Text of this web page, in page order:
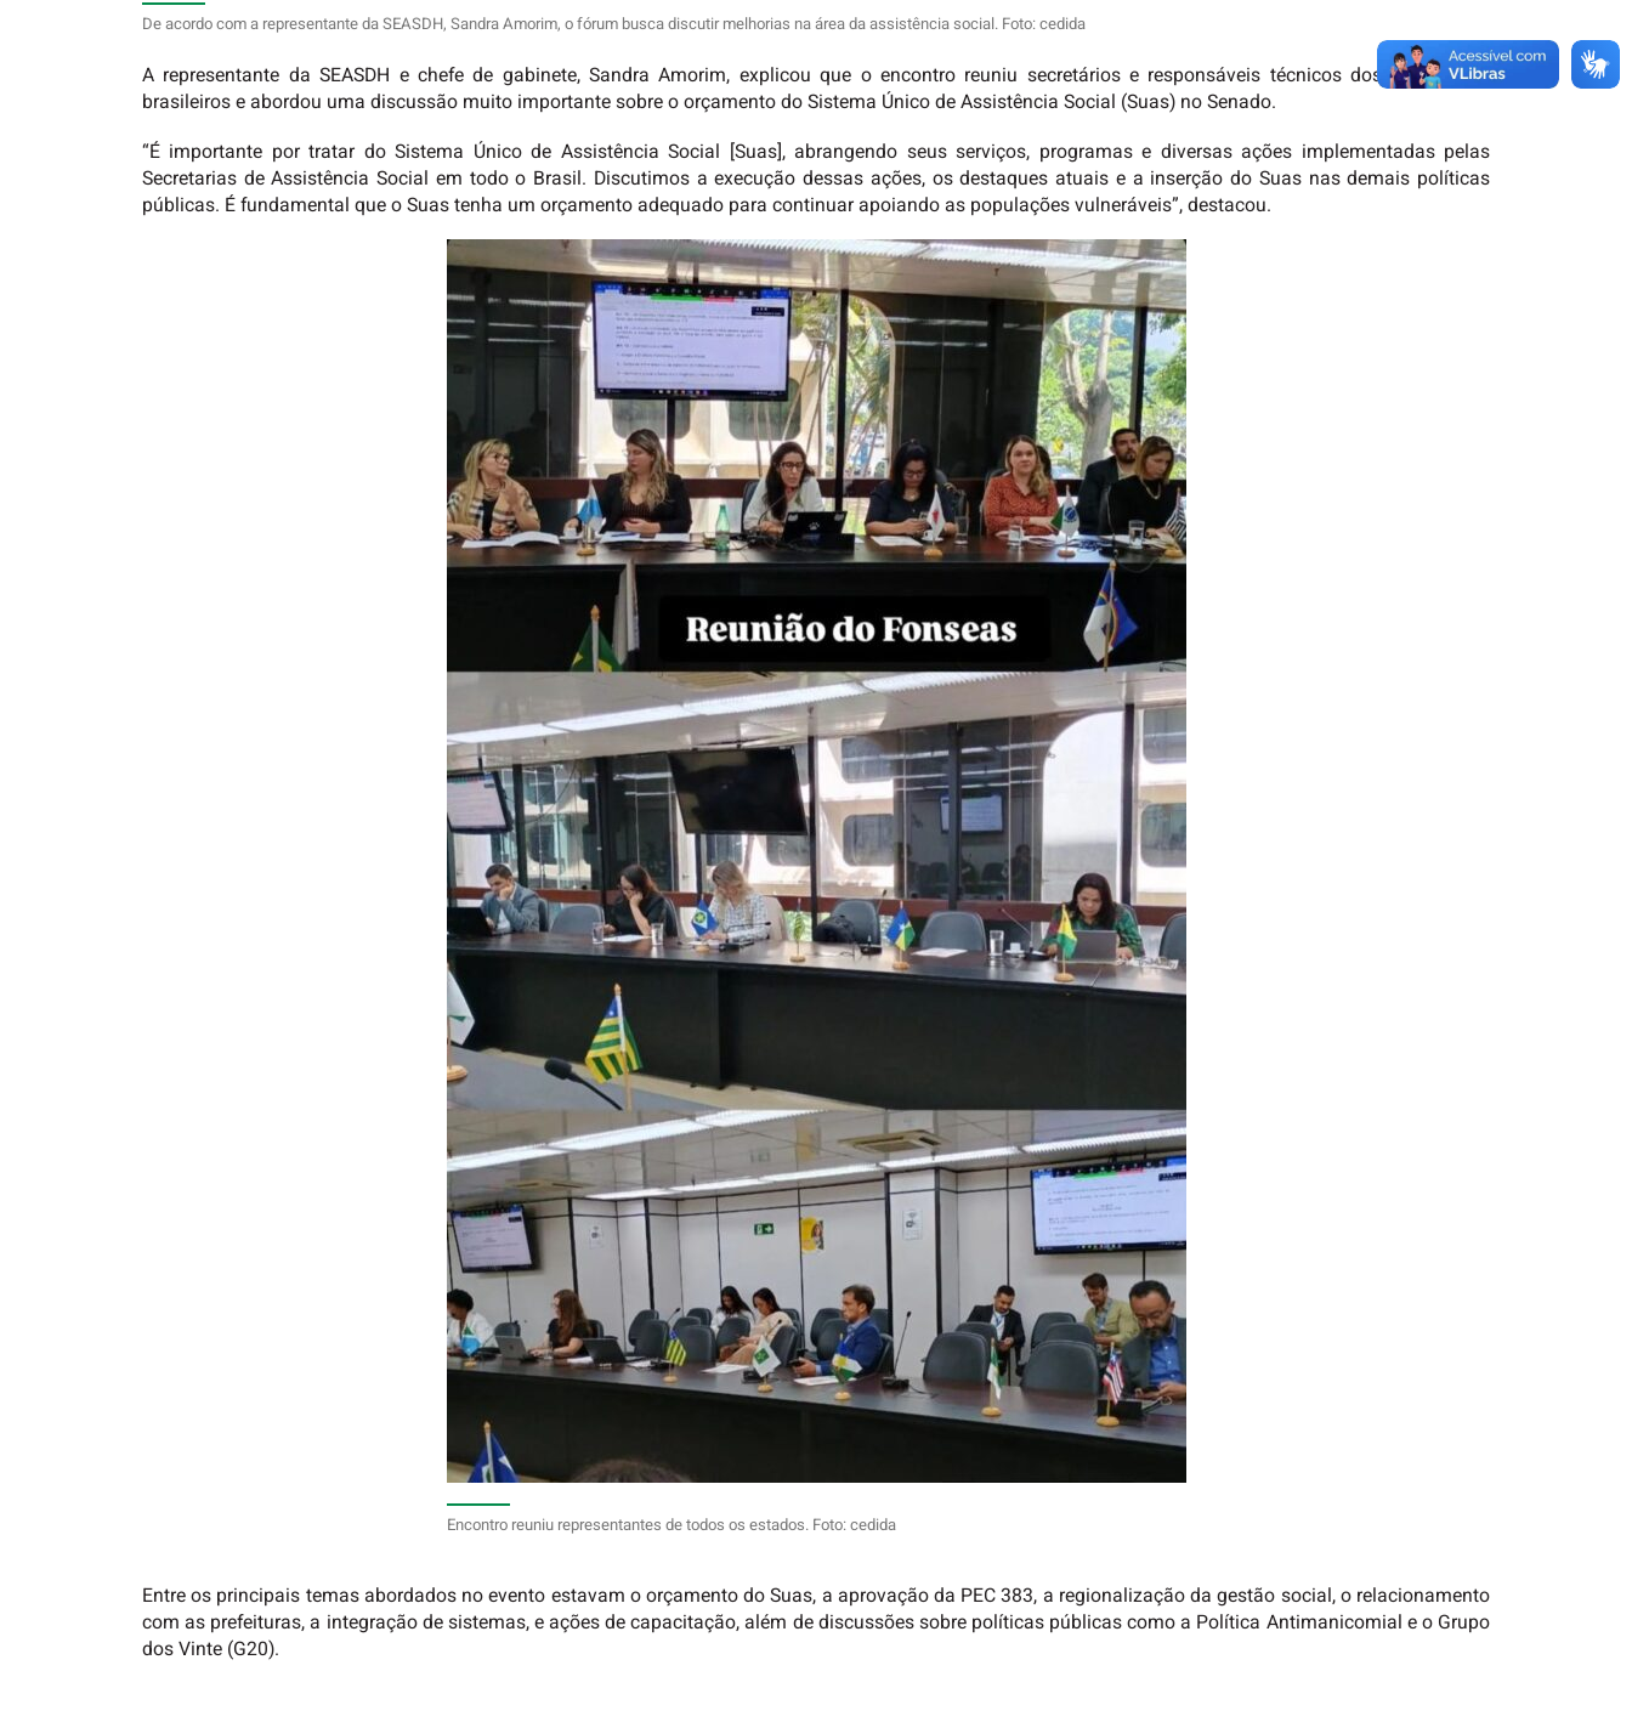
De acordo com a representante da SEASDH, Sandra Amorim, o fórum busca discutir melhorias na área da assistência social. Foto: cedida
A representante da SEASDH e chefe de gabinete, Sandra Amorim, explicou que o encontro reuniu secretários e responsáveis técnicos dos 27 estados
brasileiros e abordou uma discussão muito importante sobre o orçamento do Sistema Único de Assistência Social (Suas) no Senado.
“É importante por tratar do Sistema Único de Assistência Social [Suas], abrangendo seus serviços, programas e diversas ações implementadas pelas
Secretarias de Assistência Social em todo o Brasil. Discutimos a execução dessas ações, os destaques atuais e a inserção do Suas nas demais políticas
públicas. É fundamental que o Suas tenha um orçamento adequado para continuar apoiando as populações vulneráveis”, destacou.
Encontro reuniu representantes de todos os estados. Foto: cedida
Entre os principais temas abordados no evento estavam o orçamento do Suas, a aprovação da PEC 383, a regionalização da gestão social, o relacionamento
com as prefeituras, a integração de sistemas, e ações de capacitação, além de discussões sobre políticas públicas como a Política Antimanicomial e o Grupo
dos Vinte (G20).